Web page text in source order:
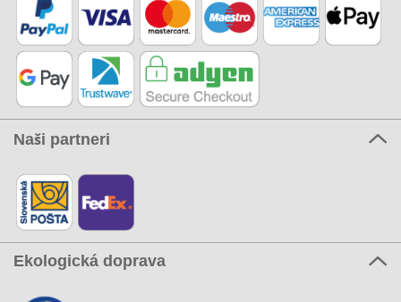
Naši partneri
Ekologická doprava